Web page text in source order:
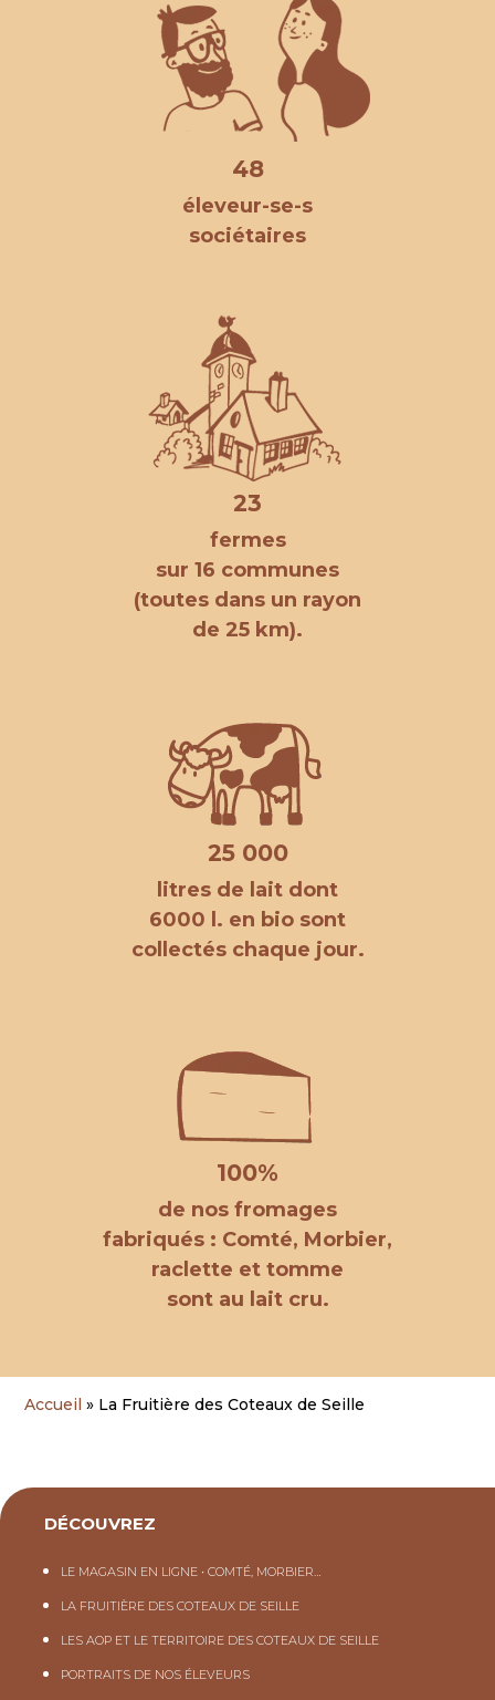
48
éleveur-se-s
sociétaires
23
fermes
sur 16 communes
(toutes dans un rayon
de 25 km).
25 000
litres de lait dont
6000 l. en bio sont
collectés chaque jour.
100%
de nos fromages
fabriqués : Comté, Morbier,
raclette et tomme
sont au lait cru.
Accueil » La Fruitière des Coteaux de Seille
DÉCOUVREZ
LE MAGASIN EN LIGNE • COMTÉ, MORBIER…
LA FRUITIÈRE DES COTEAUX DE SEILLE
LES AOP ET LE TERRITOIRE DES COTEAUX DE SEILLE
PORTRAITS DE NOS ÉLEVEURS